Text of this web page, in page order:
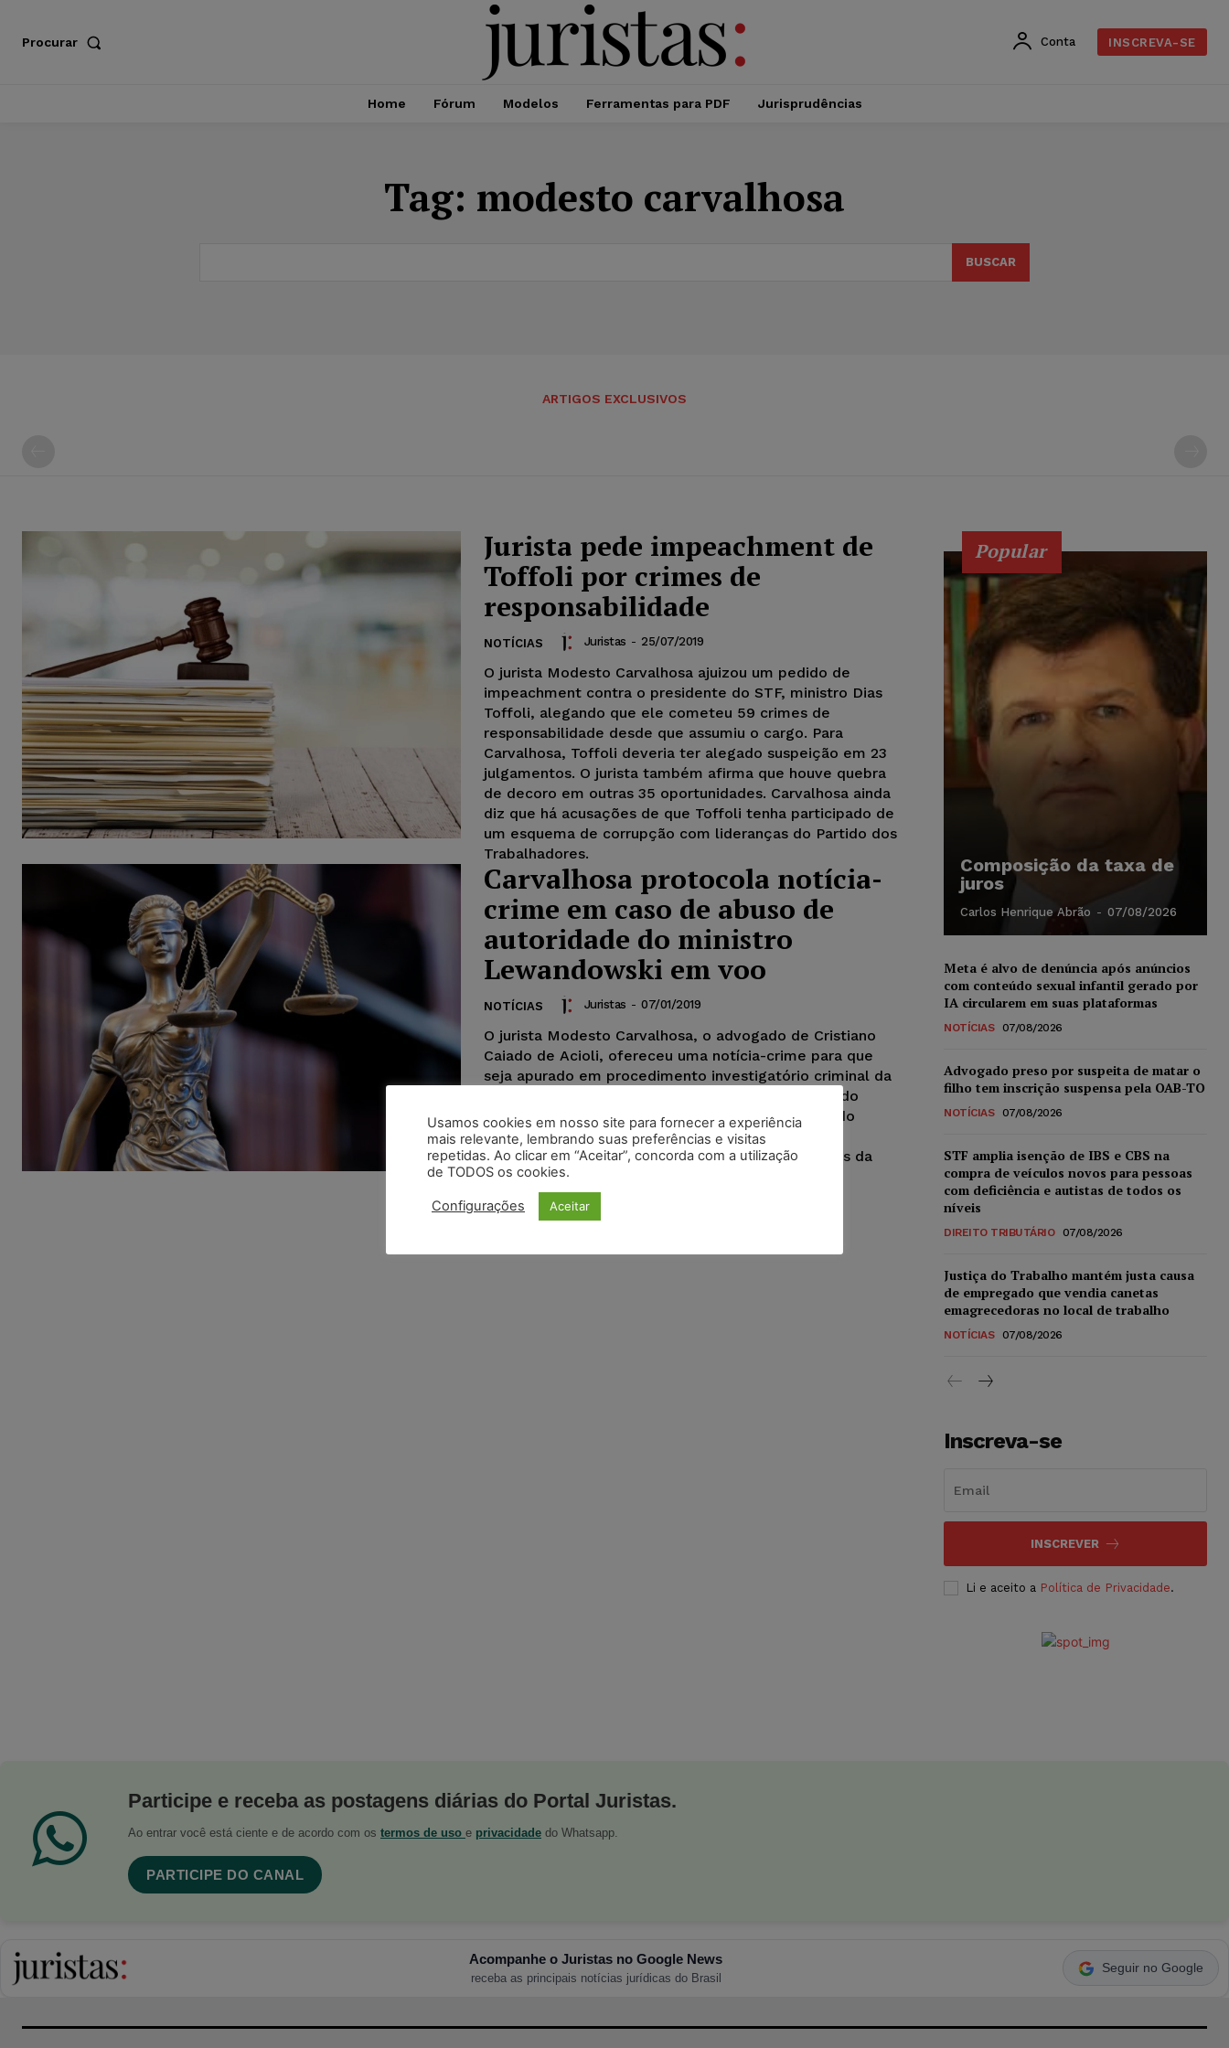
Procurar Conta INSCREVA-SE
Home Fórum Modelos Ferramentas para PDF Jurisprudências
Tag: modesto carvalhosa
BUSCAR
ARTIGOS EXCLUSIVOS
Jurista pede impeachment de
Toffoli por crimes de
responsabilidade
NOTÍCIAS Juristas - 25/07/2019
O jurista Modesto Carvalhosa ajuizou um pedido de
impeachment contra o presidente do STF, ministro Dias
Toffoli, alegando que ele cometeu 59 crimes de
responsabilidade desde que assumiu o cargo. Para
Carvalhosa, Toffoli deveria ter alegado suspeição em 23
julgamentos. O jurista também afirma que houve quebra
de decoro em outras 35 oportunidades. Carvalhosa ainda
diz que há acusações de que Toffoli tenha participado de
um esquema de corrupção com lideranças do Partido dos
Trabalhadores.
Carvalhosa protocola notícia-
crime em caso de abuso de
autoridade do ministro
Lewandowski em voo
NOTÍCIAS Juristas - 07/01/2019
O jurista Modesto Carvalhosa, o advogado de Cristiano
Caiado de Acioli, ofereceu uma notícia-crime para que
seja apurado em procedimento investigatório criminal da
prática de suposto crime de abuso de autoridade do
ministro do Supremo Tribunal Federal (STF) Ricardo
Lewandowski, assim como do técnico judiciário
identificado como Alexandre Gorgola e de agentes da
Polícia Federal não identificados.
Popular
Composição da taxa de
juros
Carlos Henrique Abrão - 07/08/2026
Meta é alvo de denúncia após anúncios
com conteúdo sexual infantil gerado por
IA circularem em suas plataformas
NOTÍCIAS 07/08/2026
Advogado preso por suspeita de matar o
filho tem inscrição suspensa pela OAB-TO
NOTÍCIAS 07/08/2026
STF amplia isenção de IBS e CBS na
compra de veículos novos para pessoas
com deficiência e autistas de todos os
níveis
DIREITO TRIBUTÁRIO 07/08/2026
Justiça do Trabalho mantém justa causa
de empregado que vendia canetas
emagrecedoras no local de trabalho
NOTÍCIAS 07/08/2026
Inscreva-se
INSCREVER
Li e aceito a Política de Privacidade.
Participe e receba as postagens diárias do Portal Juristas.
Ao entrar você está ciente e de acordo com os termos de uso e privacidade do Whatsapp.
PARTICIPE DO CANAL
Acompanhe o Juristas no Google News
receba as principais notícias jurídicas do Brasil
Seguir no Google
Usamos cookies em nosso site para fornecer a experiência
mais relevante, lembrando suas preferências e visitas
repetidas. Ao clicar em “Aceitar”, concorda com a utilização
de TODOS os cookies.
Configurações Aceitar